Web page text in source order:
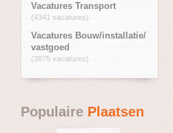
Vacatures Transport
(4341 vacatures)
Vacatures Bouw/installatie/
vastgoed
(3875 vacatures)
PopulairePlaatsen